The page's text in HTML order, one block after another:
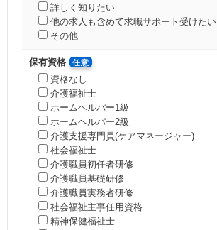
詳しく知りたい
他の求人も含めて求職サポート受けたい
その他
保有資格 任意
資格なし
介護福祉士
ホームヘルパー1級
ホームヘルパー2級
介護支援専門員(ケアマネージャー)
社会福祉士
介護職員初任者研修
介護職員基礎研修
介護職員実務者研修
社会福祉主事任用資格
精神保健福祉士